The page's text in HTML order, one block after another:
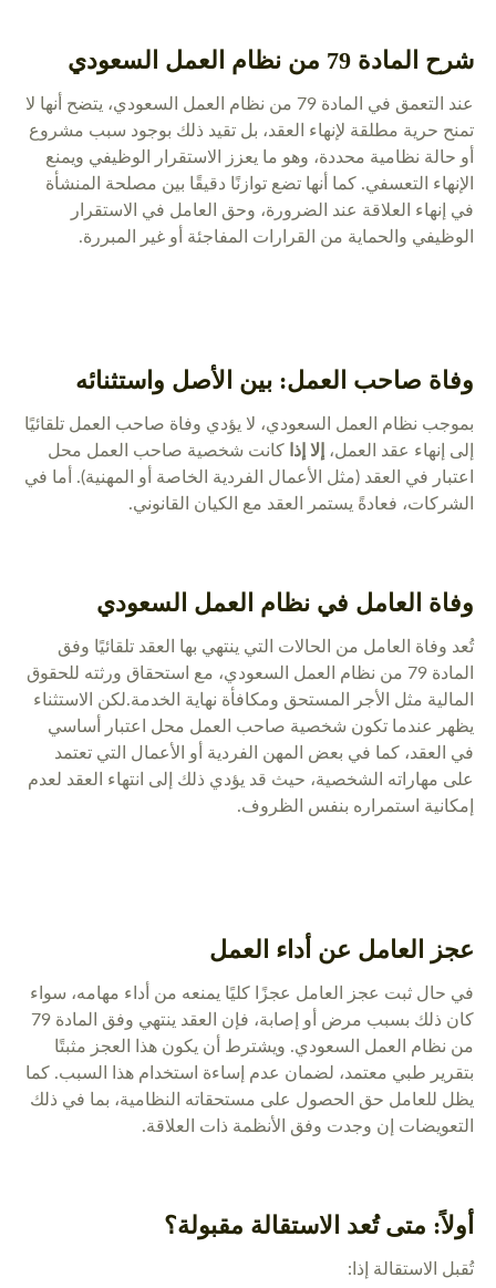
شرح المادة 79 من نظام العمل السعودي
عند التعمق في المادة 79 من نظام العمل السعودي، يتضح أنها لا
تمنح حرية مطلقة لإنهاء العقد، بل تقيد ذلك بوجود سبب مشروع
أو حالة نظامية محددة، وهو ما يعزز الاستقرار الوظيفي ويمنع
الإنهاء التعسفي. كما أنها تضع توازنًا دقيقًا بين مصلحة المنشأة
في إنهاء العلاقة عند الضرورة، وحق العامل في الاستقرار
الوظيفي والحماية من القرارات المفاجئة أو غير المبررة.
وفاة صاحب العمل: بين الأصل واستثنائه
بموجب نظام العمل السعودي، لا يؤدي وفاة صاحب العمل تلقائيًا
إلى إنهاء عقد العمل، إلا إذا كانت شخصية صاحب العمل محل
اعتبار في العقد (مثل الأعمال الفردية الخاصة أو المهنية). أما في
الشركات، فعادةً يستمر العقد مع الكيان القانوني.
وفاة العامل في نظام العمل السعودي
تُعد وفاة العامل من الحالات التي ينتهي بها العقد تلقائيًا وفق
المادة 79 من نظام العمل السعودي، مع استحقاق ورثته للحقوق
المالية مثل الأجر المستحق ومكافأة نهاية الخدمة.لكن الاستثناء
يظهر عندما تكون شخصية صاحب العمل محل اعتبار أساسي
في العقد، كما في بعض المهن الفردية أو الأعمال التي تعتمد
على مهاراته الشخصية، حيث قد يؤدي ذلك إلى انتهاء العقد لعدم
إمكانية استمراره بنفس الظروف.
عجز العامل عن أداء العمل
في حال ثبت عجز العامل عجزًا كليًا يمنعه من أداء مهامه، سواء
كان ذلك بسبب مرض أو إصابة، فإن العقد ينتهي وفق المادة 79
من نظام العمل السعودي. ويشترط أن يكون هذا العجز مثبتًا
بتقرير طبي معتمد، لضمان عدم إساءة استخدام هذا السبب. كما
يظل للعامل حق الحصول على مستحقاته النظامية، بما في ذلك
التعويضات إن وجدت وفق الأنظمة ذات العلاقة.
أولاً: متى تُعد الاستقالة مقبولة؟
تُقبل الاستقالة إذا: